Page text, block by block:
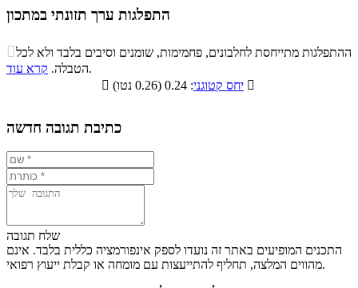
התפלגות ערך תזונתי במתכון
התפלגות ערך תזונתי במתכון
סיבים
תזונתיים
שומנים חלבונים
12.8% 63.3%
ההתפלגות מתייחסת לחלבונים, פחמימות, שומנים וסיבים בלבד ולא לכל
הטבלה. קרא עוד
.

יחס קטוגני 
כתיבת תגובה חדשה
שלח תגובה
התכנים המופיעים באתר זה נועדו לספק אינפורמציה כללית בלבד. אינם
מהווים המלצה, תחליף להתייעצות עם מומחה או קבלת ייעוץ רפואי.